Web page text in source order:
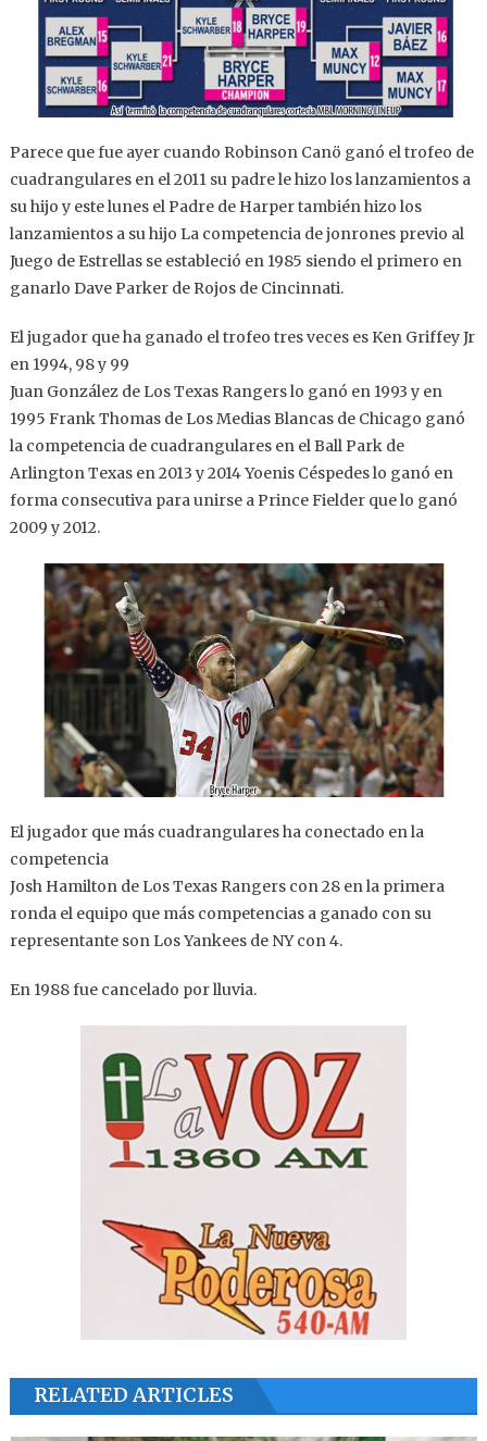
Parece que fue ayer cuando Robinson Canö ganó el trofeo de
cuadrangulares en el 2011 su padre le hizo los lanzamientos a
su hijo y este lunes el Padre de Harper también hizo los
lanzamientos a su hijo La competencia de jonrones previo al
Juego de Estrellas se estableció en 1985 siendo el primero en
ganarlo Dave Parker de Rojos de Cincinnati.
El jugador que ha ganado el trofeo tres veces es Ken Griffey Jr
en 1994, 98 y 99
Juan González de Los Texas Rangers lo ganó en 1993 y en
1995 Frank Thomas de Los Medias Blancas de Chicago ganó
la competencia de cuadrangulares en el Ball Park de
Arlington Texas en 2013 y 2014 Yoenis Céspedes lo ganó en
forma consecutiva para unirse a Prince Fielder que lo ganó
2009 y 2012.
El jugador que más cuadrangulares ha conectado en la
competencia
Josh Hamilton de Los Texas Rangers con 28 en la primera
ronda el equipo que más competencias a ganado con su
representante son Los Yankees de NY con 4.
En 1988 fue cancelado por lluvia.
RELATED ARTICLES